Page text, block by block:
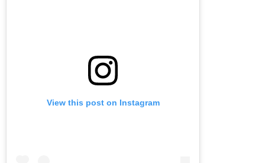
View this post on Instagram